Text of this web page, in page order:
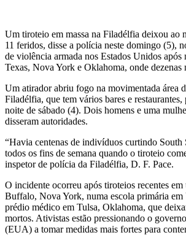
Um tiroteio em massa na Filadélfia deixou ao
11 feridos, disse a polícia neste domingo (5),
de violência armada nos Estados Unidos após
Texas, Nova York e Oklahoma, onde dezenas
Um atirador abriu fogo na movimentada área
Filadélfia, que tem vários bares e
noite de sábado (4). Dois homens e uma
disseram autoridades.
“Havia centenas de indivíduos curtindo South
todos os fins de semana quando o tiroteio
inspetor de polícia da Filadélfia, D. F. Pace.
O incidente ocorreu após tiroteios recentes em
Buffalo, Nova York, numa escola primária em
prédio médico em Tulsa, Oklahoma, que
mortos. Ativistas estão pressionando o
(EUA) a tomar medidas mais fortes para